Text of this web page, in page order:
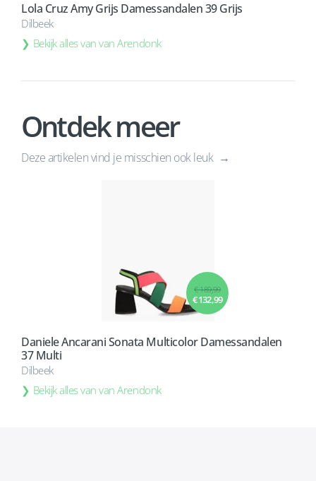
Lola Cruz Amy Grijs Damessandalen 39 Grijs
Dilbeek
Bekijk alles van van Arendonk
€ 189,99
€ 132,99
Daniele Ancarani Sonata Multicolor Damessandalen
37 Multi
Dilbeek
Bekijk alles van van Arendonk
Ontdek meer
Deze artikelen vind je misschien ook leuk